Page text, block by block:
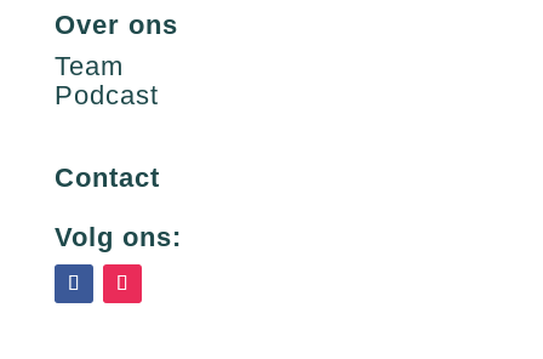
Over ons
Team
Podcast
Contact
Volg ons: